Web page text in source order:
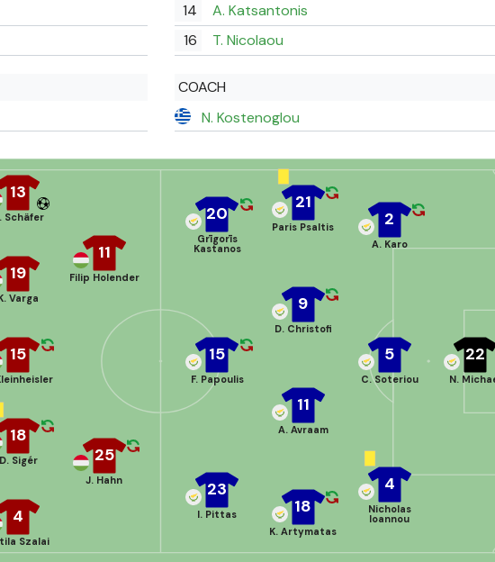
14
A. Katsantonis
16
T. Nicolaou
COACH
N. Kostenoglou
13
Schäfer
19
Varga
15
18
D. Sigér
4
Szalai
11
Filip Holender
25
J. Hahn
22
N.
4
Nicholas
Ioannou
5
C. Soteriou
2
A. Karo
18
K. Artymatas
11
A. Avraam
9
D. Christofi
21
Paris Psaltis
23
I. Pittas
15
F. Papoulis
20
Grīgorīs
Kastanos